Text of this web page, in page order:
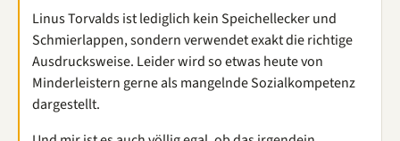
Linus Torvalds ist lediglich kein Speichellecker und
Schmierlappen, sondern verwendet exakt die richtige
Ausdrucksweise. Leider wird so etwas heute von
Minderleistern gerne als mangelnde Sozialkompetenz
dargestellt.